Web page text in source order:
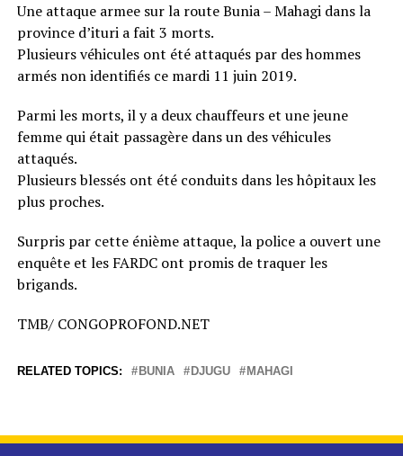
Une attaque armee sur la route Bunia – Mahagi dans la
province d’ituri a fait 3 morts.
Plusieurs véhicules ont été attaqués par des hommes
armés non identifiés ce mardi 11 juin 2019.
Parmi les morts, il y a deux chauffeurs et une jeune
femme qui était passagère dans un des véhicules
attaqués.
Plusieurs blessés ont été conduits dans les hôpitaux les
plus proches.
Surpris par cette énième attaque, la police a ouvert une
enquête et les FARDC ont promis de traquer les
brigands.
TMB/ CONGOPROFOND.NET
RELATED TOPICS: BUNIA DJUGU MAHAGI